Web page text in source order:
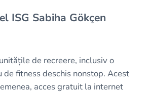
ISG Sabiha Gökçen
de recreere, inclusiv o
de fitness deschis nonstop. Acest
acces gratuit la internet